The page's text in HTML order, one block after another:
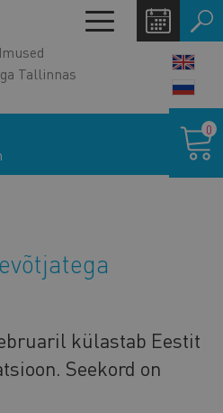
Toggle
navigation
Tallinnas
külastab Eestit
Seekord on
0